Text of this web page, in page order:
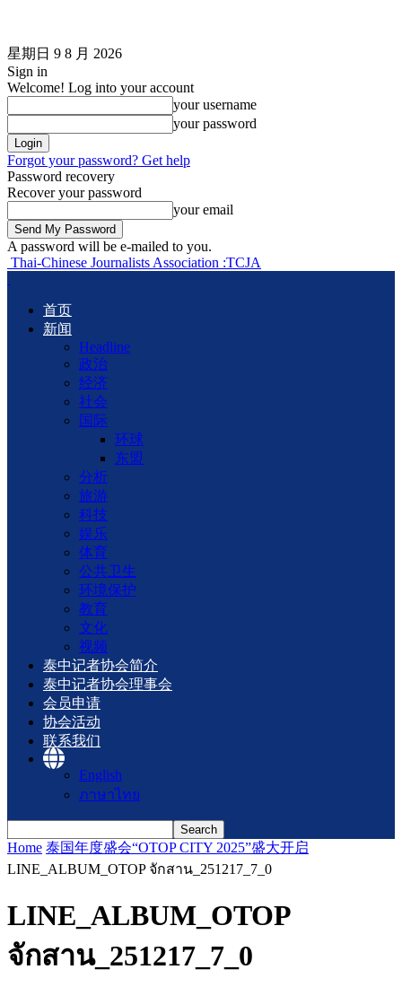
星期日 9 8 月 2026
Sign in
Welcome! Log into your account
your username
your password
Forgot your password? Get help
Password recovery
Recover your password
your email
A password will be e-mailed to you.
Thai-Chinese Journalists Association :TCJA
首页
新闻
Headline
政治
经济
社会
国际
环球
东盟
分析
旅游
科技
娱乐
体育
公共卫生
环境保护
教育
文化
视频
泰中记者协会简介
泰中记者协会理事会
会员申请
协会活动
联系我们
English
ภาษาไทย
Home 泰国年度盛会“OTOP CITY 2025”盛大开启
LINE_ALBUM_OTOP จักสาน_251217_7_0
LINE_ALBUM_OTOP
จักสาน_251217_7_0